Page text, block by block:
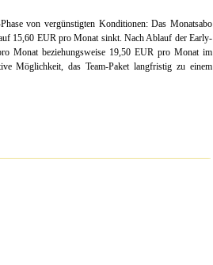
von vergünstigten Konditionen: Das Monatsabo
15,60 EUR pro Monat sinkt. Nach Ablauf der Early-
Monat beziehungsweise 19,50 EUR pro Monat im
Möglichkeit, das Team-Paket langfristig zu einem